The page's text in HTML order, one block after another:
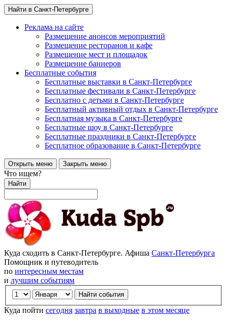
Найти в Санкт-Петербурге
Реклама на сайте
Размещение анонсов мероприятий
Размещение ресторанов и кафе
Размещение мест и площадок
Размещение баннеров
Бесплатные события
Бесплатные выставки в Санкт-Петербурге
Бесплатные фестивали в Санкт-Петербурге
Бесплатно с детьми в Санкт-Петербурге
Бесплатный активный отдых в Санкт-Петербурге
Бесплатная музыка в Санкт-Петербурге
Бесплатные шоу в Санкт-Петербурге
Бесплатные праздники в Санкт-Петербурге
Бесплатное образование в Санкт-Петербурге
Открыть меню Закрыть меню
Что ищем?
Найти
Куда сходить в Санкт-Петербурге. Афиша Санкт-Петербурга
Помощник и путеводитель
по интересным местам
и лучшим событиям
Куда пойти сегодня завтра в выходные в этом месяце